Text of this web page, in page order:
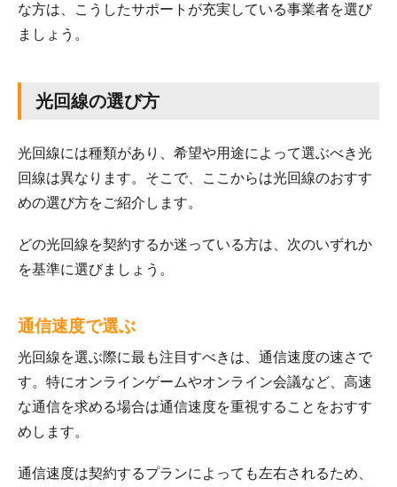
な方は、こうしたサポートが充実している事業者を選び
ましょう。
光回線の選び方
光回線には種類があり、希望や用途によって選ぶべき光
回線は異なります。そこで、ここからは光回線のおすす
めの選び方をご紹介します。
どの光回線を契約するか迷っている方は、次のいずれか
を基準に選びましょう。
通信速度で選ぶ
光回線を選ぶ際に最も注目すべきは、通信速度の速さで
す。特にオンラインゲームやオンライン会議など、高速
な通信を求める場合は通信速度を重視することをおすす
めします。
通信速度は契約するプランによっても左右されるため、